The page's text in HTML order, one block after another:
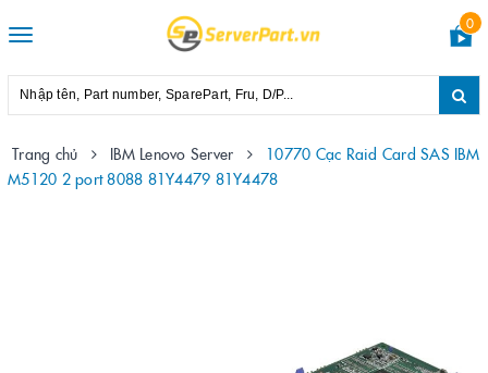
Toggle
0
Trang chủ IBM Lenovo Server
10770 Cạc Raid Card SAS IBM
M5120 2 port 8088 81Y4479 81Y4478